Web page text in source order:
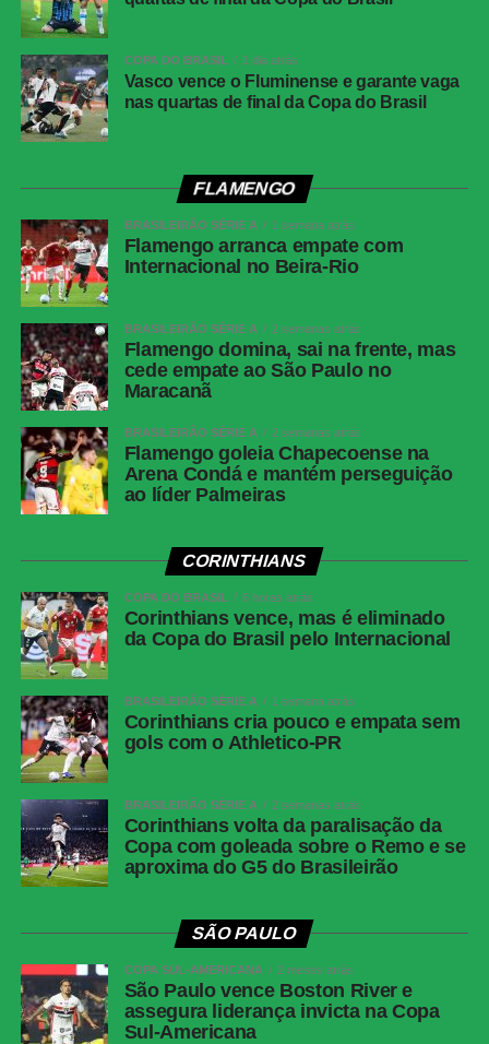
COPA DO BRASIL 1 dia atrás
Vasco vence o Fluminense e garante vaga
nas quartas de final da Copa do Brasil
FLAMENGO
BRASILEIRÃO SÉRIE A 1 semana atrás
Flamengo arranca empate com
Internacional no Beira-Rio
BRASILEIRÃO SÉRIE A 2 semanas atrás
Flamengo domina, sai na frente, mas
cede empate ao São Paulo no
Maracanã
BRASILEIRÃO SÉRIE A 2 semanas atrás
Flamengo goleia Chapecoense na
Arena Condá e mantém perseguição
ao líder Palmeiras
CORINTHIANS
COPA DO BRASIL 6 horas atrás
Corinthians vence, mas é eliminado
da Copa do Brasil pelo Internacional
BRASILEIRÃO SÉRIE A 1 semana atrás
Corinthians cria pouco e empata sem
gols com o Athletico-PR
BRASILEIRÃO SÉRIE A 2 semanas atrás
Corinthians volta da paralisação da
Copa com goleada sobre o Remo e se
aproxima do G5 do Brasileirão
SÃO PAULO
COPA SUL-AMERICANA 2 meses atrás
São Paulo vence Boston River e
assegura liderança invicta na Copa
Sul-Americana